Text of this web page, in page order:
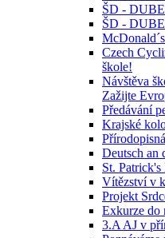
ŠD -
ŠD -
Czech
škole!
Návštěva
Zažijte
Předávání
Krajské
Deutsch an
St.
Vítězství v
Projekt
Exkurze do
3.A AJ v